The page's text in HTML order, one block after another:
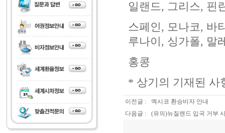
일랜드, 그리스, 핀
스페인, 모나코, 바
루나이, 싱가폴, 말
홍콩
* 상기의 기재된 사
이전글 :
멕시코 환승비자 안내
다음글 :
(유의)뉴질랜드 입국 거부